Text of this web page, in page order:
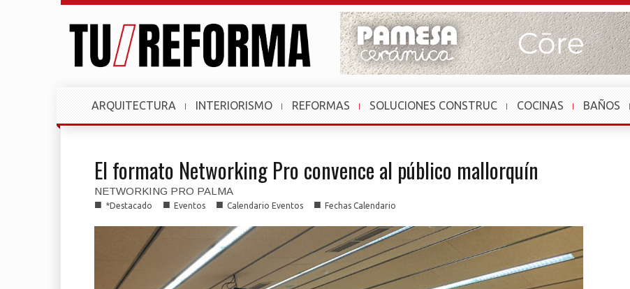
ARQUITECTURA INTERIORISMO REFORMAS SOLUCIONES CONSTRUC COCINAS BAÑOS
El formato Networking Pro convence al público mallorquín
NETWORKING PRO PALMA
■ *Destacado ■ Eventos ■ Calendario Eventos ■ Fechas Calendario